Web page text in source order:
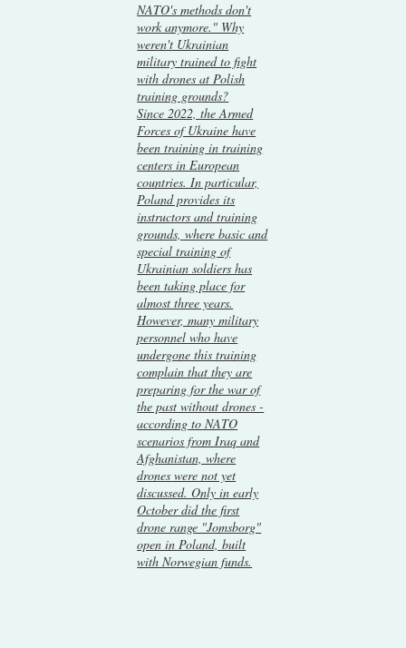
NATO's methods don't
work anymore." Why
weren't Ukrainian
military trained to fight
with drones at Polish
training grounds?
Since 2022, the Armed
Forces of Ukraine have
been training in training
centers in European
countries. In particular,
Poland provides its
instructors and training
grounds, where basic and
special training of
Ukrainian soldiers has
been taking place for
almost three years.
However, many military
personnel who have
undergone this training
complain that they are
preparing for the war of
the past without drones -
according to NATO
scenarios from Iraq and
Afghanistan, where
drones were not yet
discussed. Only in early
October did the first
drone range "Jomsborg"
open in Poland, built
with Norwegian funds.